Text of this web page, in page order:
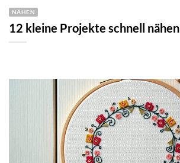
NÄHEN
12 kleine Projekte schnell nähen